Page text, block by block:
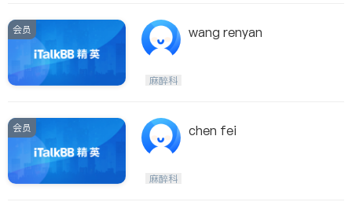
会员 wang renyan
麻醉科
会员 chen fei
麻醉科